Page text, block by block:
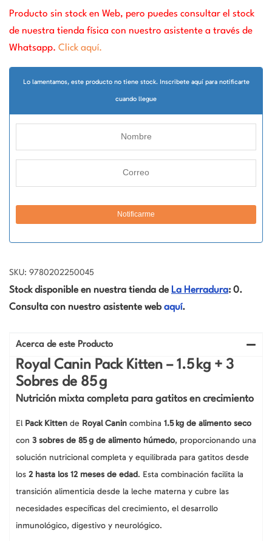
Producto sin stock en Web, pero puedes consultar el stock
de nuestra tienda física con nuestro asistente a través de
Whatsapp. Click aquí.
Lo lamentamos, este producto no tiene stock. Inscribete aquí para notificarte
cuando llegue
SKU: 9780202250045
Stock disponible en nuestra tienda de La Herradura: 0.
Consulta con nuestro asistente web aquí.
Acerca de este Producto
Royal Canin Pack Kitten – 1.5 kg + 3
Sobres de 85 g
Nutrición mixta completa para gatitos en crecimiento
El Pack Kitten de Royal Canin combina 1.5 kg de alimento seco
con 3 sobres de 85 g de alimento húmedo, proporcionando una
solución nutricional completa y equilibrada para gatitos desde
los 2 hasta los 12 meses de edad. Esta combinación facilita la
transición alimenticia desde la leche materna y cubre las
necesidades específicas del crecimiento, el desarrollo
inmunológico, digestivo y neurológico.